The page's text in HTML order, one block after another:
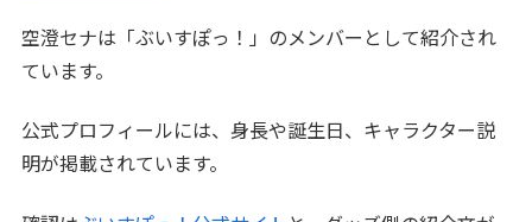
空澄セナは「ぶいすぽっ！」のメンバーとして紹介され
ています。
公式プロフィールには、身長や誕生日、キャラクター説
明が掲載されています。